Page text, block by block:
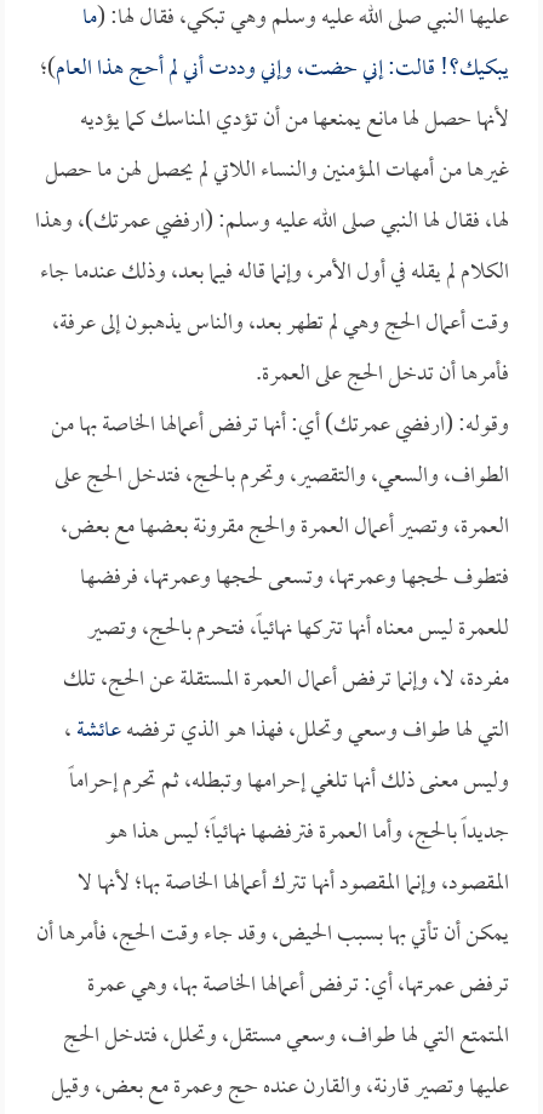
عليها النبي صلى الله عليه وسلم وهي تبكي، فقال لها: (ما
يبكيك؟! قالت: إني حضت، وإني وددت أني لم أحج هذا العام)؛
لأنها حصل لها مانع يمنعها من أن تؤدي المناسك كما يؤديه
غيرها من أمهات المؤمنين والنساء اللاتي لم يحصل لهن ما حصل
لها، فقال لها النبي صلى الله عليه وسلم: (ارفضي عمرتك)، وهذا
الكلام لم يقله في أول الأمر، وإنما قاله فيما بعد، وذلك عندما جاء
وقت أعمال الحج وهي لم تطهر بعد، والناس يذهبون إلى عرفة،
فأمرها أن تدخل الحج على العمرة.
وقوله: (ارفضي عمرتك) أي: أنها ترفض أعمالها الخاصة بها من
الطواف، والسعي، والتقصير، وتحرم بالحج، فتدخل الحج على
العمرة، وتصير أعمال العمرة والحج مقرونة بعضها مع بعض،
فتطوف لحجها وعمرتها، وتسعى لحجها وعمرتها، فرفضها
للعمرة ليس معناه أنها تتركها نهائياً، فتحرم بالحج، وتصير
مفردة، لا، وإنما ترفض أعمال العمرة المستقلة عن الحج، تلك
التي لها طواف وسعي وتحلل، فهذا هو الذي ترفضهعائشة،
وليس معنى ذلك أنها تلغي إحرامها وتبطله، ثم تحرم إحراماً
جديداً بالحج، وأما العمرة فترفضها نهائياً؛ ليس هذا هو
المقصود، وإنما المقصود أنها تترك أعمالها الخاصة بها؛ لأنها لا
يمكن أن تأتي بها بسبب الحيض، وقد جاء وقت الحج، فأمرها أن
ترفض عمرتها، أي: ترفض أعمالها الخاصة بها، وهي عمرة
المتمتع التي لها طواف، وسعي مستقل، وتحلل، فتدخل الحج
عليها وتصير قارنة، والقارن عنده حج وعمرة مع بعض، وقيل